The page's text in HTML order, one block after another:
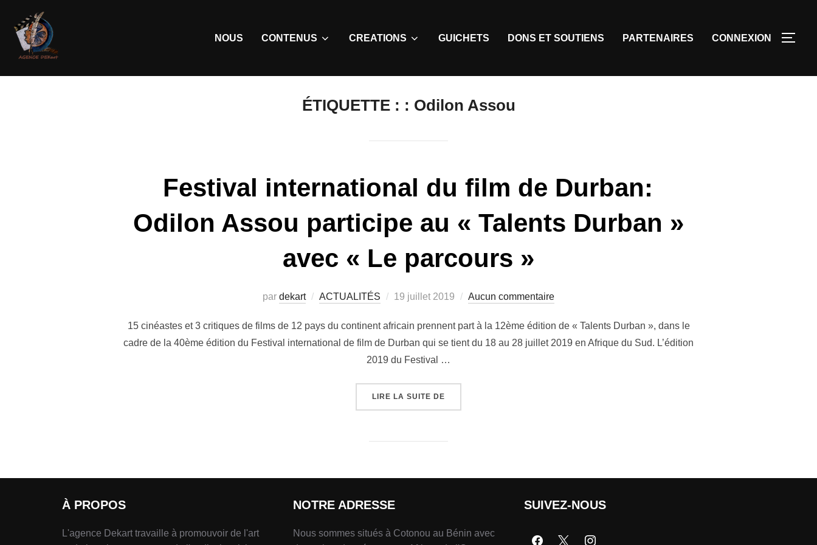
NOUS CONTENUS CREATIONS GUICHETS DONS ET SOUTIENS PARTENAIRES CONNEXION
ÉTIQUETTE : : Odilon Assou
Festival international du film de Durban:
Odilon Assou participe au « Talents Durban »
avec « Le parcours »
par dekart ACTUALITÉS 19 juillet 2019 Aucun commentaire
15 cinéastes et 3 critiques de films de 12 pays du continent africain prennent part à la 12ème édition de « Talents Durban », dans le
cadre de la 40ème édition du Festival international de film de Durban qui se tient du 18 au 28 juillet 2019 en Afrique du Sud. L’édition
2019 du Festival …
LIRE LA SUITE DE
À PROPOS
L'agence Dekart travaille à promouvoir de l'art
NOTRE ADRESSE
Nous sommes situés à Cotonou au Bénin avec
SUIVEZ-NOUS